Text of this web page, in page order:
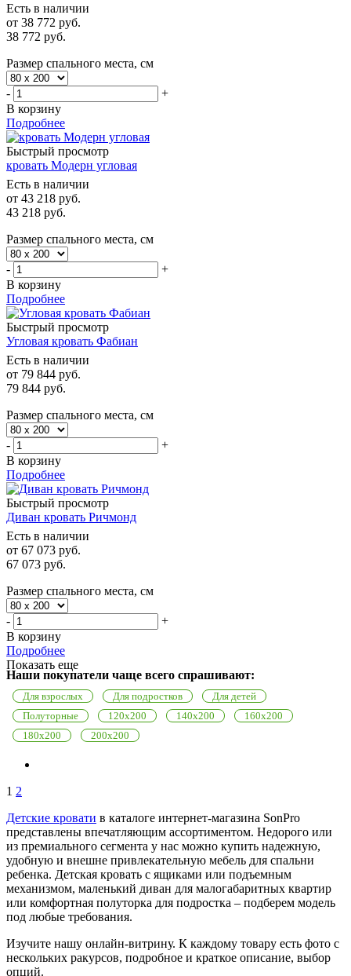
Есть в наличии
от 38 772 руб.
38 772 руб.
Размер спального места, см
-
+
В корзину
Подробнее
Быстрый просмотр
кровать Модерн угловая
Есть в наличии
от 43 218 руб.
43 218 руб.
Размер спального места, см
-
+
В корзину
Подробнее
Быстрый просмотр
Угловая кровать Фабиан
Есть в наличии
от 79 844 руб.
79 844 руб.
Размер спального места, см
-
+
В корзину
Подробнее
Быстрый просмотр
Диван кровать Ричмонд
Есть в наличии
от 67 073 руб.
67 073 руб.
Размер спального места, см
-
+
В корзину
Подробнее
Показать еще
Наши покупатели чаще всего спрашивают:
Для взрослых Для подростков
Для детей
Полуторные
120x200 140x200
160x200
180x200
200x200
1 2
Детские кровати в каталоге интернет-магазина SonPro
представлены впечатляющим ассортиментом. Недорого или
из премиального сегмента у нас можно купить надежную,
удобную и внешне привлекательную мебель для спальни
ребенка. Детская кровать с ящиками или подъемным
механизмом, маленький диван для малогабаритных квартир
или комфортная полуторка для подростка – подберем модель
под любые требования.
Изучите нашу онлайн-витрину. К каждому товару есть фото с
нескольких ракурсов, подробное и краткое описание, выбор
опций.